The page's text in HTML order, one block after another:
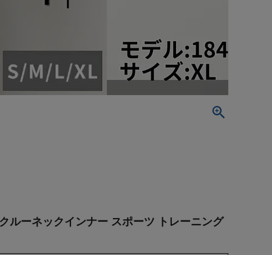
ルーネックインナー スポーツ トレーニング